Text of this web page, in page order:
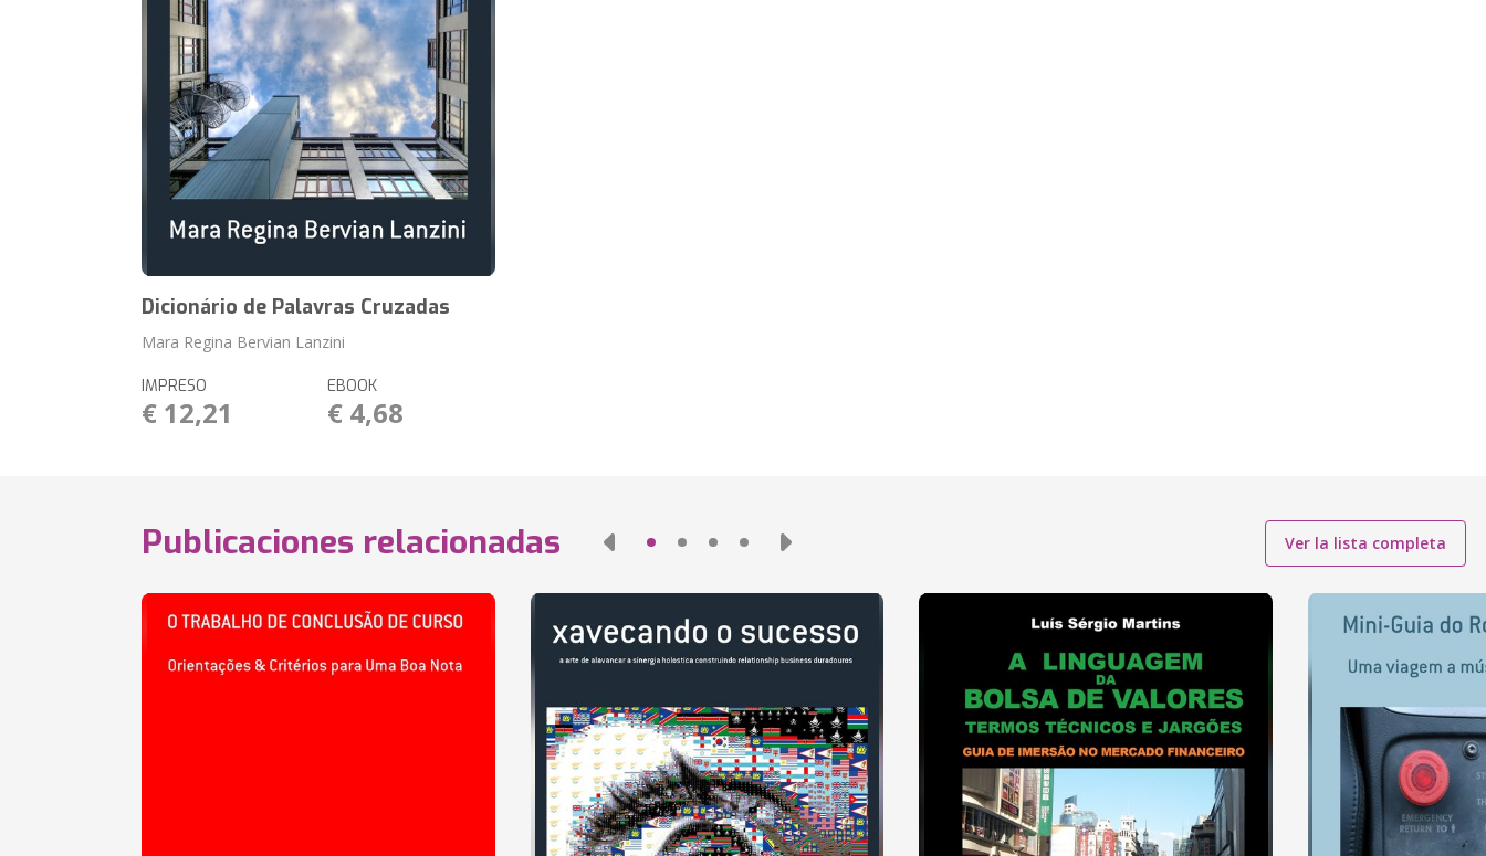
Dicionário de Palavras Cruzadas
Mara Regina Bervian Lanzini
IMPRESO
€ 12,21
EBOOK
€ 4,68
Publicaciones relacionadas Ver la lista completa